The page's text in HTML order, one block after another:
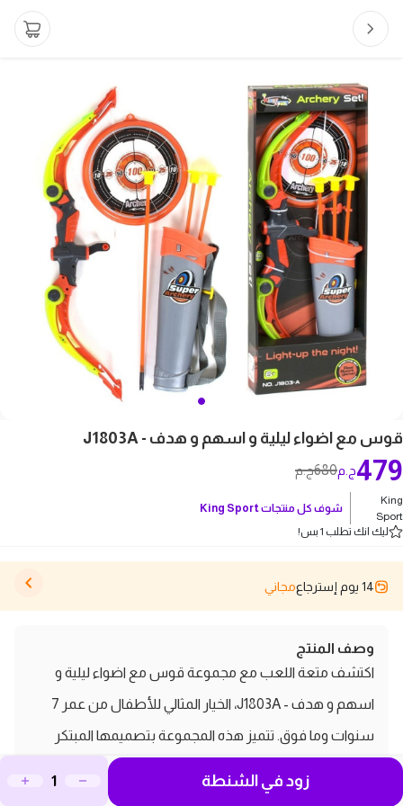
قوس مع اضواء ليلية و اسهم و هدف - J1803A
680ج.م 479ج.م
King
Sport
شوف كل منتجاتKing Sport
ليك انك تطلب 1 بس!
14 يوم إسترجاع مجاني
وصف المنتج
اكتشف متعة اللعب مع مجموعة قوس مع اضواء ليلية و
اسهم و هدف - J1803A، الخيار المثالي للأطفال من عمر 7
سنوات وما فوق. تتميز هذه المجموعة بتصميمها المبتكر
الذي يشمل قوس وسهم مزود بإضاءة ملونة، مما يجعل
زود في الشنطة